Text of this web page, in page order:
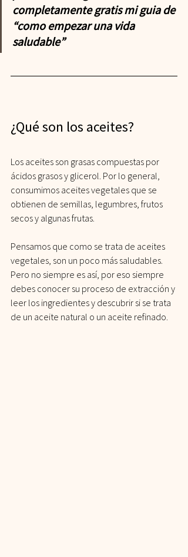
completamente gratis mi guia de
“como empezar una vida
saludable”
¿Qué son los aceites?
Los aceites son grasas compuestas por
ácidos grasos y glicerol. Por lo general,
consumimos aceites vegetales que se
obtienen de semillas, legumbres, frutos
secos y algunas frutas.
Pensamos que como se trata de aceites
vegetales, son un poco más saludables.
Pero no siempre es así, por eso siempre
debes conocer su proceso de extracción y
leer los ingredientes y descubrir si se trata
de un aceite natural o un aceite refinado.